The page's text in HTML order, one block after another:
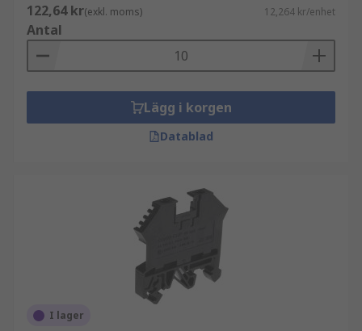
122,64 kr(exkl. moms) 12,264 kr/enhet
Antal
Lägg i korgen
Datablad
I lager